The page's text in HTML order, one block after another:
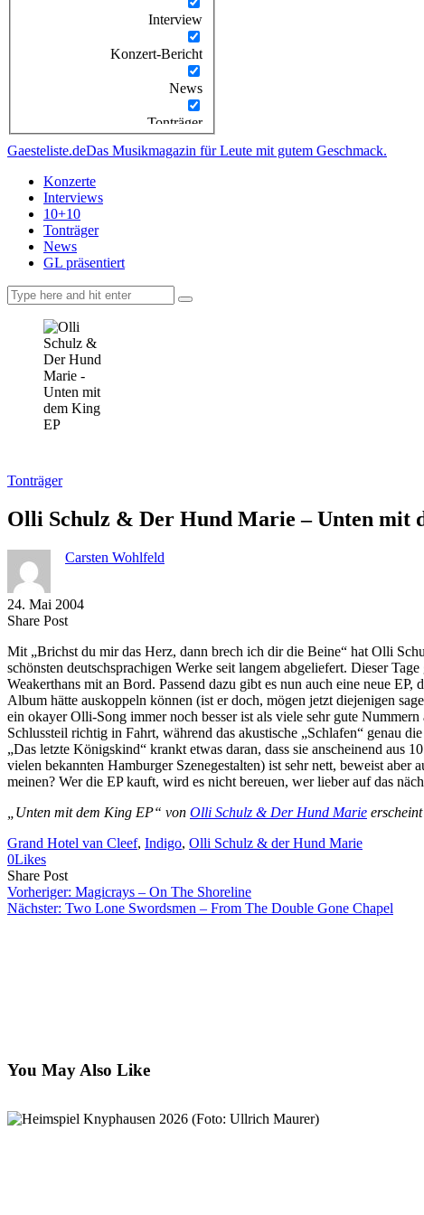
Interview
Konzert-Bericht
News
Tonträger
Gaesteliste.deDas Musikmagazin für Leute mit gutem Geschmack.
Konzerte
Interviews
10+10
Tonträger
News
GL präsentiert
Tonträger
Olli Schulz & Der Hund Marie – Unten mit
Carsten Wohlfeld
24. Mai 2004
Share PostShare
Facebook
Copy
to
clipboard
Send
via
eMail
Mit „Brichst du mir das Herz, dann brech ich dir die Beine“ hat Olli
schönsten deutschsprachigen Werke seit langem abgeliefert. Dieser
Weakerthans mit an Bord. Passend dazu gibt es nun auch eine neue
Album hätte auskoppeln können (ist er doch, mögen jetzt diejenigen
ein okayer Olli-Song immer noch besser ist als viele sehr gute
Schlussteil richtig in Fahrt, während das akustische „Schlafen“ genau
„Das letzte Königskind“ krankt etwas daran, dass sie anscheinend
vielen bekannten Hamburger Szenegestalten) ist sehr nett, beweist
meinen? Wer die EP kauft, wird es nicht bereuen, wer lieber auf das
„Unten mit dem King EP“ von Olli Schulz & Der Hund Marie
Grand Hotel van Cleef, Indigo, Olli Schulz & der Hund Marie
0Likes
Share PostShare
on
Facebook
Copy
URL
to
Send
Link
via
Vorheriger: Magicrays – On The Shoreline
Nächster: Two Lone Swordsmen – From The Double Gone Chapel
You May Also Like